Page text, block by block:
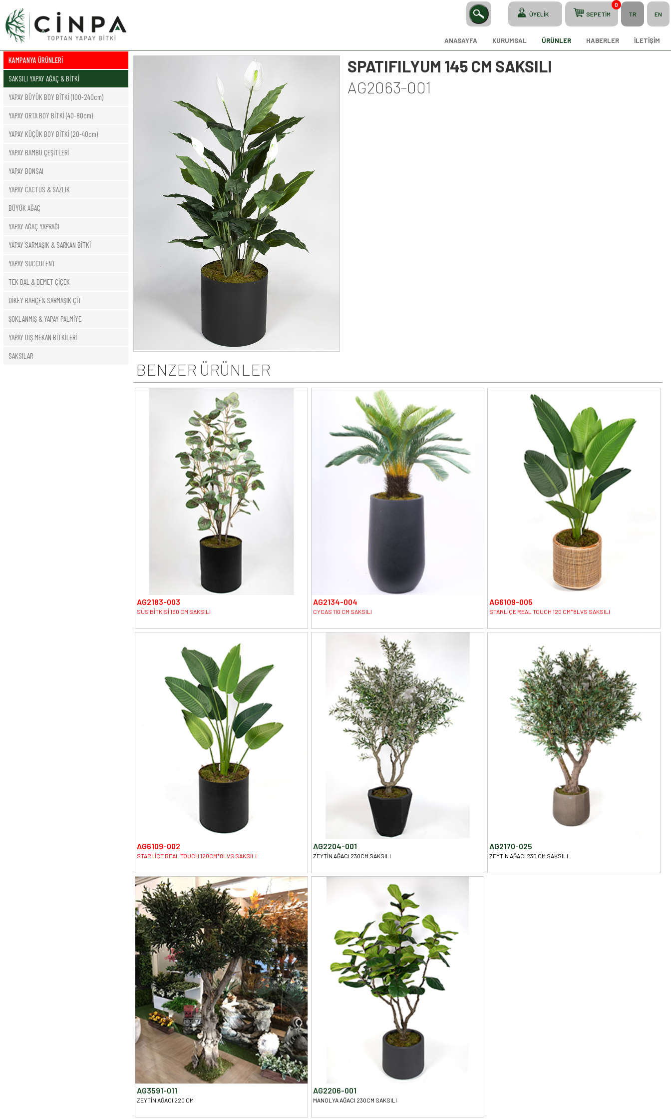
EN
TR
0
SEPETİM
ÜYELİK
İLETİŞİM
HABERLER
ÜRÜNLER
KURUMSAL
ANASAYFA
KAMPANYA ÜRÜNLERİ
SAKSILI YAPAY AĞAÇ & BİTKİ
YAPAY BÜYÜK BOY BİTKİ (100-240cm)
YAPAY ORTA BOY BİTKİ (40-80cm)
YAPAY KÜÇÜK BOY BİTKİ (20-40cm)
YAPAY BAMBU ÇEŞİTLERİ
YAPAY BONSAI
YAPAY CACTUS & SAZLIK
BÜYÜK AĞAÇ
YAPAY AĞAÇ YAPRAĞI
YAPAY SARMAŞIK & SARKAN BİTKİ
YAPAY SUCCULENT
TEK DAL & DEMET ÇİÇEK
DİKEY BAHÇE& SARMAŞIK ÇİT
ŞOKLANMIŞ & YAPAY PALMİYE
YAPAY DIŞ MEKAN BİTKİLERİ
SAKSILAR
SPATIFILYUM 145 CM SAKSILI
AG2063-001
BENZER ÜRÜNLER
AG2183-003
SÜS BİTKİSİ 160 CM SAKSILI
AG2134-004
CYCAS 110 CM SAKSILI
AG6109-005
STARLİÇE REAL TOUCH 120 CM*8LVS SAKSILI
AG6109-002
STARLİÇE REAL TOUCH 120CM*8LVS SAKSILI
AG2204-001
ZEYTİN AĞACI 230CM SAKSILI
AG2170-025
ZEYTİN AĞACI 230 CM SAKSILI
AG3591-011
ZEYTİN AĞACI 220 CM
AG2206-001
MANOLYA AĞACI 230CM SAKSILI